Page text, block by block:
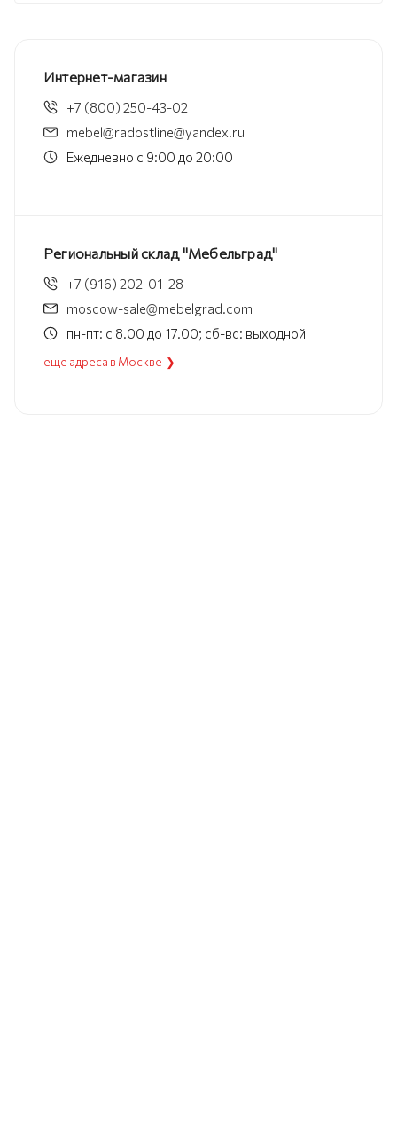
Интернет-магазин
+7 (800) 250-43-02
mebel@radostline@yandex.ru
Ежедневно с 9:00 до 20:00
Региональный склад "Мебельград"
+7 (916) 202-01-28
moscow-sale@mebelgrad.com
пн-пт: с 8.00 до 17.00; сб-вс: выходной
еще адреса в Москве ❯